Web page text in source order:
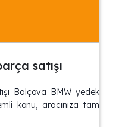
satışı
Balçova BMW yedek
konu, aracınıza tam